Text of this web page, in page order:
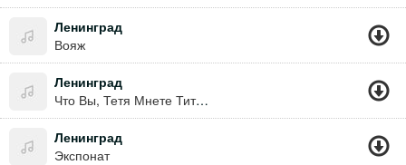
Ленинград
Вояж
Ленинград
Что Вы, Тетя Мнете Тити !? Если Выпить Вы Хотите, То Бирите Водки Литр !!!!
Ленинград
Экспонат